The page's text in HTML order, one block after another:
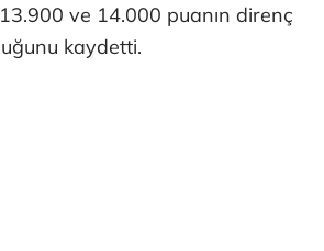
ve 14.000 puanın direnç
kaydetti.